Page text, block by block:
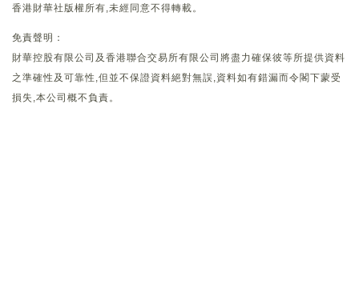
香港財華社版權所有,未經同意不得轉載。
免責聲明：
財華控股有限公司及香港聯合交易所有限公司將盡力確保彼等所提供資料
之準確性及可靠性,但並不保證資料絕對無誤,資料如有錯漏而令閣下蒙受
損失,本公司概不負責。